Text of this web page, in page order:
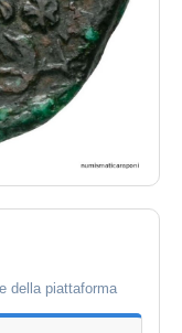
della piattaforma